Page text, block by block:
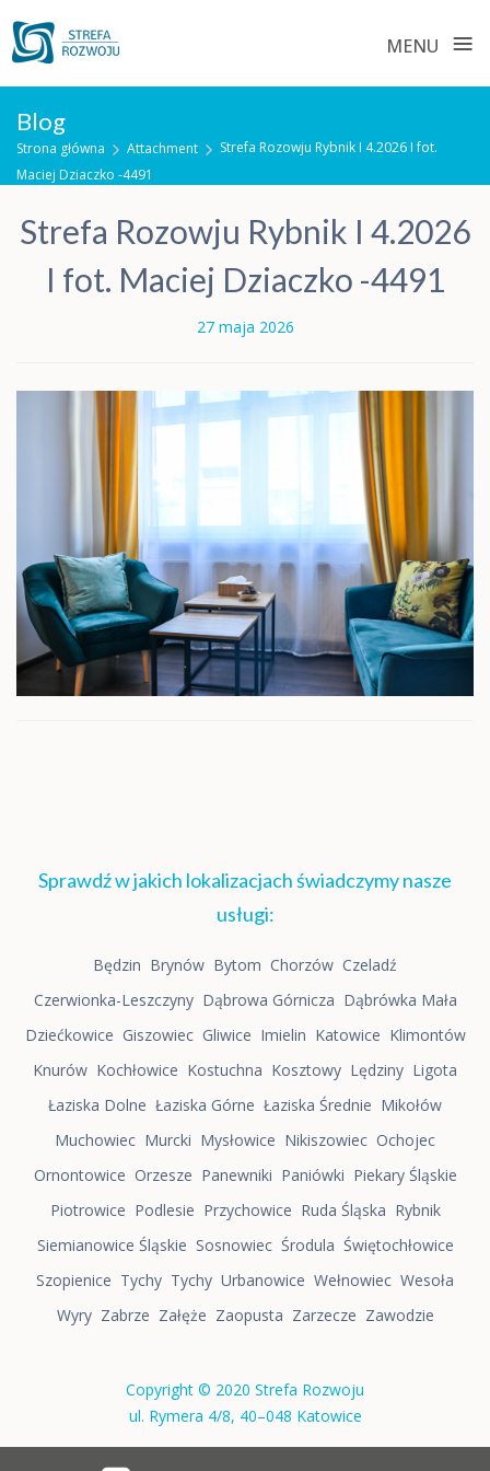
MENU ≡
content
Blog
Strona główna Attachment
Strefa Rozowju Rybnik I 4.2026 I fot.
Maciej Dziaczko -4491
Strefa Rozowju Rybnik I 4.2026
I fot. Maciej Dziaczko -4491
27 maja 2026
Sprawdź w jakich lokalizacjach świadczymy nasze
usługi:
Będzin Brynów Bytom Chorzów Czeladź
Czerwionka-Leszczyny Dąbrowa Górnicza Dąbrówka Mała
Dziećkowice Giszowiec Gliwice Imielin Katowice Klimontów
Knurów Kochłowice Kostuchna Kosztowy Lędziny Ligota
Łaziska Dolne Łaziska Górne Łaziska Średnie Mikołów
Muchowiec Murcki Mysłowice Nikiszowiec Ochojec
Ornontowice Orzesze Panewniki Paniówki Piekary Śląskie
Piotrowice Podlesie Przychowice Ruda Śląska Rybnik
Siemianowice Śląskie Sosnowiec Środula Świętochłowice
Szopienice Tychy Tychy Urbanowice Wełnowiec Wesoła
Wyry Zabrze Załęże Zaopusta Zarzecze Zawodzie
Copyright © 2020 Strefa Rozwoju
ul. Rymera 4/8, 40–048 Katowice